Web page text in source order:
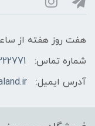
هفت روز هفته از ساعت 9 تا 21 پاسخگوی شما
شماره تماس:
آدرس ایمیل: